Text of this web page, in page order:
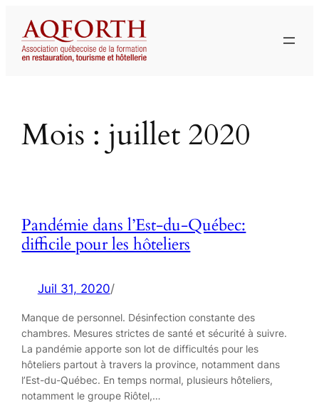
contenu
Mois : juillet 2020
Pandémie dans l’Est-du-Québec:
difficile pour les hôteliers
Juil 31, 2020/
Manque de personnel. Désinfection constante des
chambres. Mesures strictes de santé et sécurité à suivre.
La pandémie apporte son lot de difficultés pour les
hôteliers partout à travers la province, notamment dans
l’Est-du-Québec. En temps normal, plusieurs hôteliers,
notamment le groupe Riôtel,…